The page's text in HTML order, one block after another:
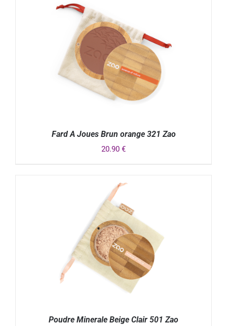
DÉTAILS
Fard A Joues Brun orange 321 Zao
20.90 €
Poudre Minerale Beige Clair 501 Zao